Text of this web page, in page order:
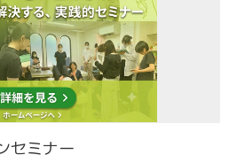
セミナー